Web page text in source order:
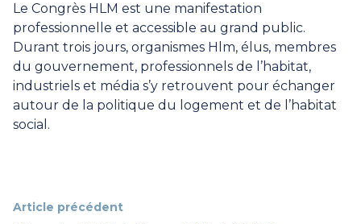
Le Congrès HLM est une manifestation
professionnelle et accessible au grand public.
Durant trois jours, organismes Hlm, élus, membres
du gouvernement, professionnels de l’habitat,
industriels et média s’y retrouvent pour échanger
autour de la politique du logement et de l’habitat
social.
Article précédent